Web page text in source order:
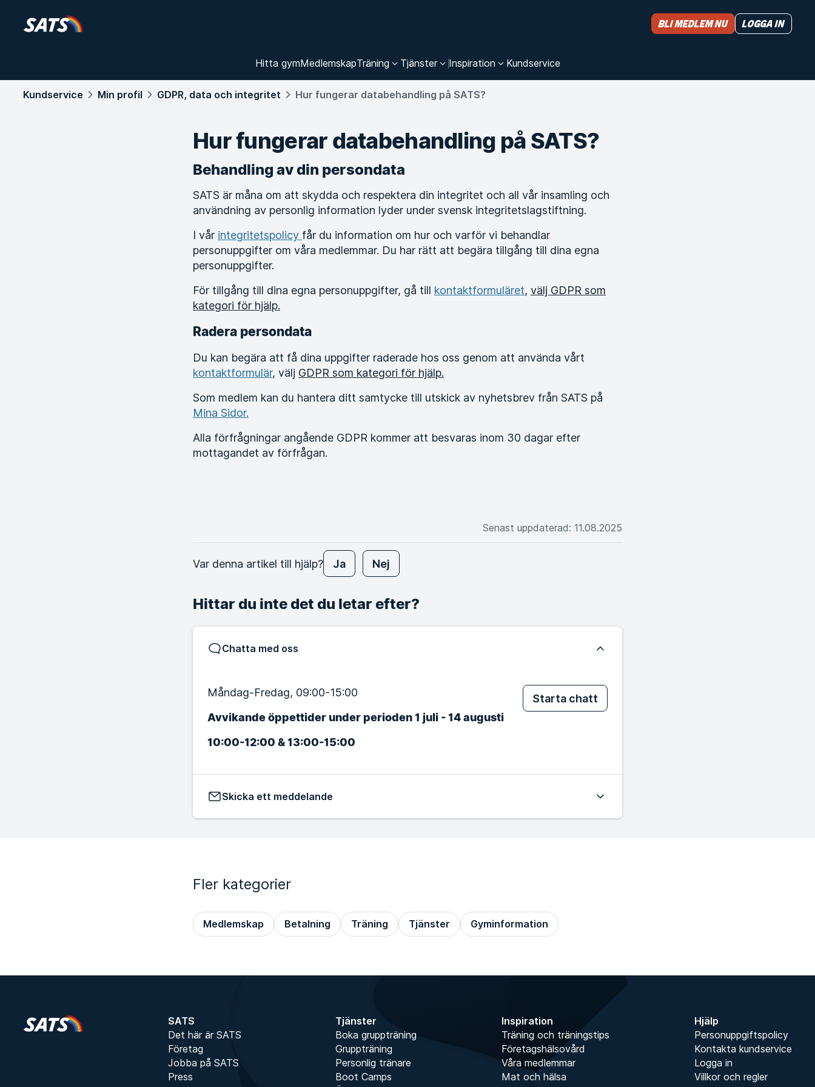
Hitta gymMedlemskapTräning Tjänster Inspiration Kundservice
Bli medlem nu Logga in
Kundservice Min profil GDPR, data och integritet Hur fungerar databehandling på SATS?
Hur fungerar databehandling på SATS?
Behandling av din persondata
SATS är måna om att skydda och respektera din integritet och all vår insamling och
användning av personlig information lyder under svensk integritetslagstiftning.
I vår integritetspolicy får du information om hur och varför vi behandlar
personuppgifter om våra medlemmar. Du har rätt att begära tillgång till dina egna
personuppgifter.
För tillgång till dina egna personuppgifter, gå till kontaktformuläret, välj GDPR som
kategori för hjälp.
Radera persondata
Du kan begära att få dina uppgifter raderade hos oss genom att använda vårt
kontaktformulär, välj GDPR som kategori för hjälp.
Som medlem kan du hantera ditt samtycke till utskick av nyhetsbrev från SATS på
Mina Sidor.
Alla förfrågningar angående GDPR kommer att besvaras inom 30 dagar efter
mottagandet av förfrågan.
Senast uppdaterad: 11.08.2025
Var denna artikel till hjälp? Ja Nej
Hittar du inte det du letar efter?
Chatta med oss
Måndag-Fredag, 09:00-15:00
Avvikande öppettider under perioden 1 juli - 14 augusti
10:00-12:00 & 13:00-15:00
Starta chatt
Skicka ett meddelande
Fler kategorier
Medlemskap Betalning Träning Tjänster Gyminformation
SATS
Det här är SATS
Företag
Jobba på SATS
Press
Tjänster
Boka gruppträning
Gruppträning
Personlig tränare
Boot Camps
Inspiration
Träning och träningstips
Företagshälsovård
Våra medlemmar
Mat och hälsa
Hjälp
Personuppgiftspolicy
Kontakta kundservice
Logga in
Villkor och regler